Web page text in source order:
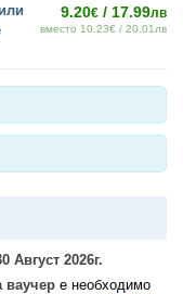
9.20€ / 17.99лв
вместо 10.23€ / 20.01лв
Август 2026г.
ваучер е необходимо